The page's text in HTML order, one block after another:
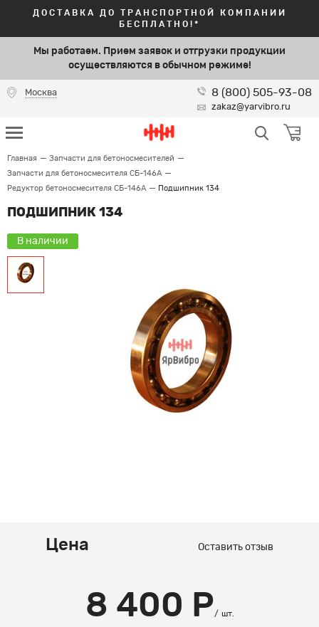
ДОСТАВКА ДО ТРАНСПОРТНОЙ КОМПАНИИ
БЕСПЛАТНО!*
Мы работаем. Прием заявок и отгрузки продукции
осуществляются в обычном режиме!
Москва 8 (800) 505-93-08
zakaz@yarvibro.ru
Главная
Запчасти для бетоносмесителей
Запчасти для бетоносмесителя СБ-146А
Редуктор бетоносмесителя СБ-146А
Подшипник 134
ПОДШИПНИК 134
В наличии
Цена Оставить отзыв
8 400 Р шт.